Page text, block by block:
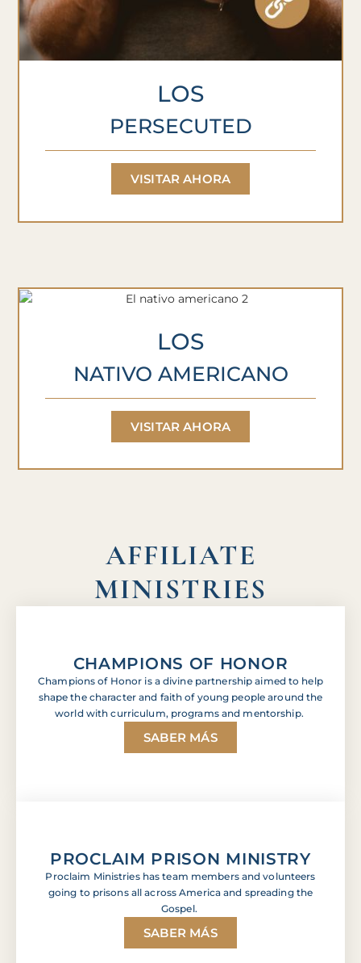
LOS
PERSECUTED
VISITAR AHORA
LOS
NATIVO AMERICANO
VISITAR AHORA
AFFILIATE
MINISTRIES
CHAMPIONS OF HONOR
Champions of Honor is a divine partnership aimed to help
shape the character and faith of young people around the
world with curriculum, programs and mentorship.
SABER MÁS
PROCLAIM PRISON MINISTRY
Proclaim Ministries has team members and volunteers
going to prisons all across America and spreading the
Gospel.
SABER MÁS